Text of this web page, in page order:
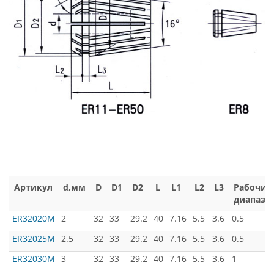
Артикул d,мм D D1 D2 L L1 L2 L3
Рабочий
ER32020M 2 32 33 29.2 40 7.16 5.5 3.6
0.5
ER32025M 2.5 32 33 29.2 40 7.16 5.5 3.6
0.5
ER32030M 3 32 33 29.2 40 7.16 5.5 3.6
1